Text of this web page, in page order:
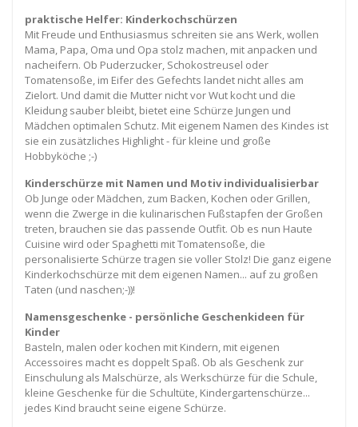
praktische Helfer: Kinderkochschürzen
Mit Freude und Enthusiasmus schreiten sie ans Werk, wollen
Mama, Papa, Oma und Opa stolz machen, mit anpacken und
nacheifern. Ob Puderzucker, Schokostreusel oder
Tomatensoße, im Eifer des Gefechts landet nicht alles am
Zielort. Und damit die Mutter nicht vor Wut kocht und die
Kleidung sauber bleibt, bietet eine Schürze Jungen und
Mädchen optimalen Schutz. Mit eigenem Namen des Kindes ist
sie ein zusätzliches Highlight - für kleine und große
Hobbyköche ;-)
Kinderschürze mit Namen und Motiv individualisierbar
Ob Junge oder Mädchen, zum Backen, Kochen oder Grillen,
wenn die Zwerge in die kulinarischen Fußstapfen der Großen
treten, brauchen sie das passende Outfit. Ob es nun Haute
Cuisine wird oder Spaghetti mit Tomatensoße, die
personalisierte Schürze tragen sie voller Stolz! Die ganz eigene
Kinderkochschürze mit dem eigenen Namen... auf zu großen
Taten (und naschen;-))!
Namensgeschenke - persönliche Geschenkideen für
Kinder
Basteln, malen oder kochen mit Kindern, mit eigenen
Accessoires macht es doppelt Spaß. Ob als Geschenk zur
Einschulung als Malschürze, als Werkschürze für die Schule,
kleine Geschenke für die Schultüte, Kindergartenschürze...
jedes Kind braucht seine eigene Schürze.